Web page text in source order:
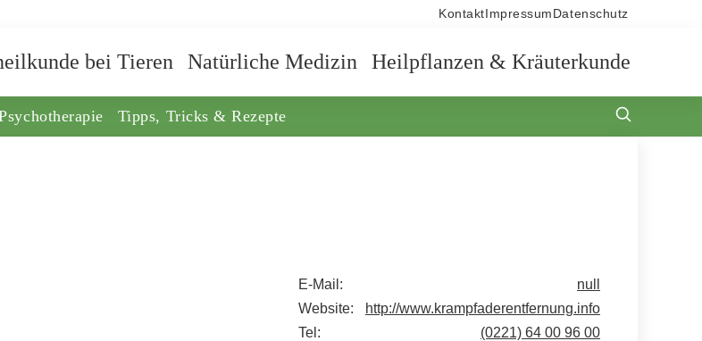
Kontakt Impressum Datenschutz
bei Tieren Natürliche Medizin Heilpflanzen & Kräuterkunde
Tipps, Tricks & Rezepte
E-Mail:
null
Website:
http://www.krampfaderentfernung.info
Tel:
(0221) 64 00 96 00